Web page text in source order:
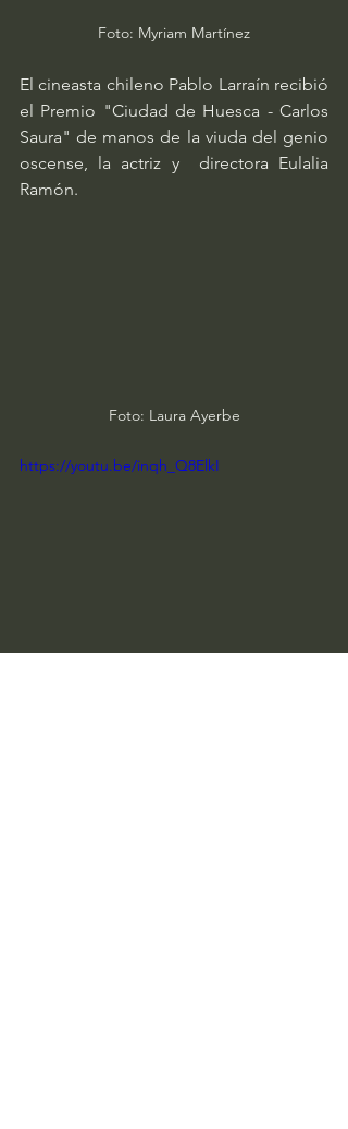
Foto: Myriam Martínez
El cineasta chileno Pablo Larraín recibió
el Premio "Ciudad de Huesca - Carlos
Saura" de manos de la viuda del genio
oscense, la actriz y  directora Eulalia
Ramón.
Foto: Laura Ayerbe
https://youtu.be/inqh_Q8ElkI